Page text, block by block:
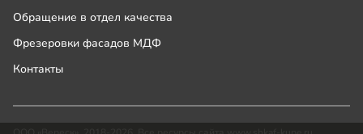
Обращение в отдел качества
Фрезеровки фасадов МДФ
Контакты